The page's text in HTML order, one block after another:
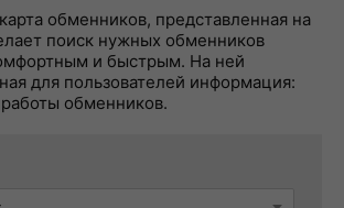
обменников, представленная на
поиск нужных обменников
и быстрым. На ней
для пользователей информация:
обменников.